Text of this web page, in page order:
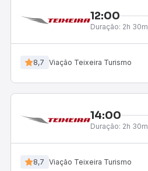
12:00
Duração: 2h 30m
8,7 Viação Teixeira Turismo
14:00
Duração: 2h 30m
8,7 Viação Teixeira Turismo